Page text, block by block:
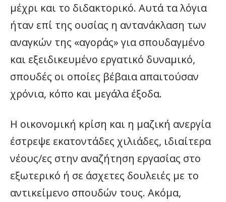
μέχρι και το διδακτορικό. Αυτά τα λόγια
ήταν επί της ουσίας η αντανάκλαση των
αναγκών της «αγοράς» για σπουδαγμένο
και εξειδικευμένο εργατικό δυναμικό,
σπουδές οι οποίες βέβαια απαιτούσαν
χρόνια, κόπο και μεγάλα έξοδα.
Η οικονομική κρίση και η μαζική ανεργία
έστρεψε εκατοντάδες χιλιάδες, ιδιαίτερα
νέους/ες στην αναζήτηση εργασίας στο
εξωτερικό ή σε άσχετες δουλειές με το
αντικείμενο σπουδών τους. Ακόμα,